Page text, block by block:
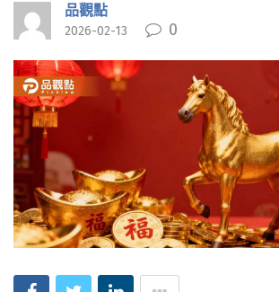
品觀點
2026-02-13 0